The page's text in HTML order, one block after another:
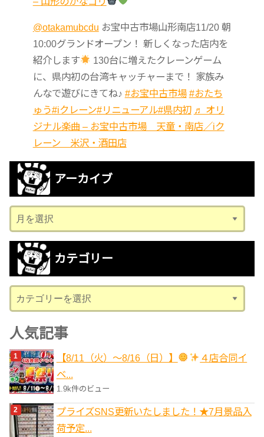
@otakamubcdu お宝中古市場山形南店11/20 朝
10:00グランドオープン！ 新しくなった店内を
紹介します
130台に増えたクレーンゲーム
に、県内初の台湾キャッチャーまで！ 家族み
んなで遊びにきてね♪ #お宝中古市場 #おたち
ゅう#iクレーン#リニューアル#県内初 ♬ オリ
ジナル楽曲 – お宝中古市場 天童・南店／iク
レーン 米沢・酒田店
アーカイブ
ー
カ
ブ
カテゴリー
テ
ゴ
リ
ー
人気記事
【8/11（火）～8/16（日）】
４店合同イ
ベ...
1.9k件のビュー
プライズSNS更新いたしました！★7月景品入
荷予定...